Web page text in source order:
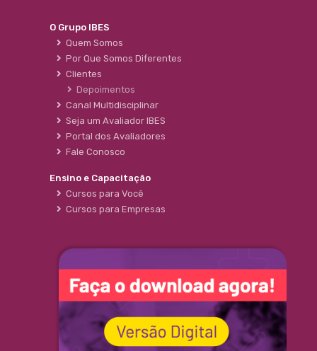
O Grupo IBES
Quem Somos
Por Que Somos Diferentes
Clientes
Depoimentos
Canal Multidisciplinar
Seja um Avaliador IBES
Portal dos Avaliadores
Fale Conosco
Ensino e Capacitação
Cursos para Você
Cursos para Empresas